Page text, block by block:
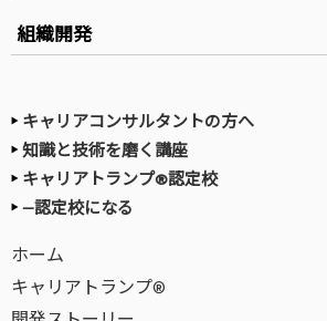
組織開発
キャリアコンサルタントの方へ
知識と技術を磨く講座
キャリアトランプ®認定校
—認定校になる
ホーム
キャリアトランプ®